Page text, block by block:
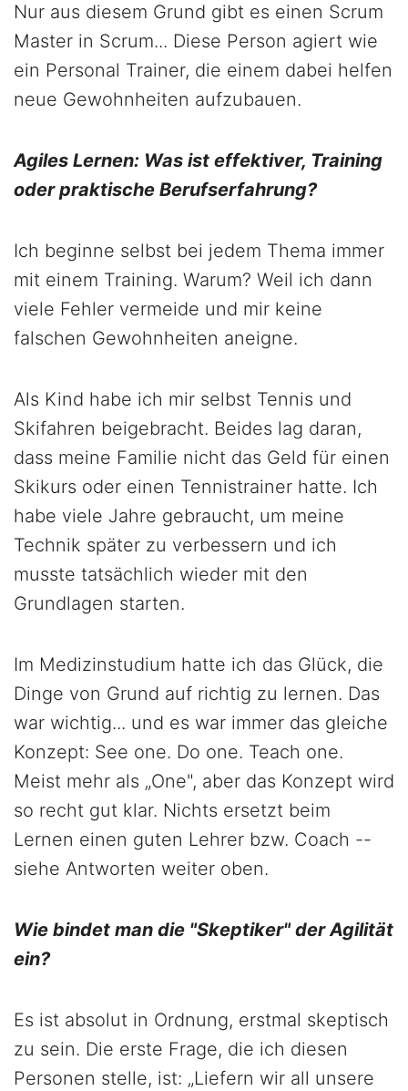
Nur aus diesem Grund gibt es einen Scrum
Master in Scrum... Diese Person agiert wie
ein Personal Trainer, die einem dabei helfen
neue Gewohnheiten aufzubauen.
Agiles Lernen: Was ist effektiver, Training
oder praktische Berufserfahrung?
Ich beginne selbst bei jedem Thema immer
mit einem Training. Warum? Weil ich dann
viele Fehler vermeide und mir keine
falschen Gewohnheiten aneigne.
Als Kind habe ich mir selbst Tennis und
Skifahren beigebracht. Beides lag daran,
dass meine Familie nicht das Geld für einen
Skikurs oder einen Tennistrainer hatte. Ich
habe viele Jahre gebraucht, um meine
Technik später zu verbessern und ich
musste tatsächlich wieder mit den
Grundlagen starten.
Im Medizinstudium hatte ich das Glück, die
Dinge von Grund auf richtig zu lernen. Das
war wichtig... und es war immer das gleiche
Konzept: See one. Do one. Teach one.
Meist mehr als „One", aber das Konzept wird
so recht gut klar. Nichts ersetzt beim
Lernen einen guten Lehrer bzw. Coach --
siehe Antworten weiter oben.
Wie bindet man die "Skeptiker" der Agilität
ein?
Es ist absolut in Ordnung, erstmal skeptisch
zu sein. Die erste Frage, die ich diesen
Personen stelle, ist: „Liefern wir all unsere